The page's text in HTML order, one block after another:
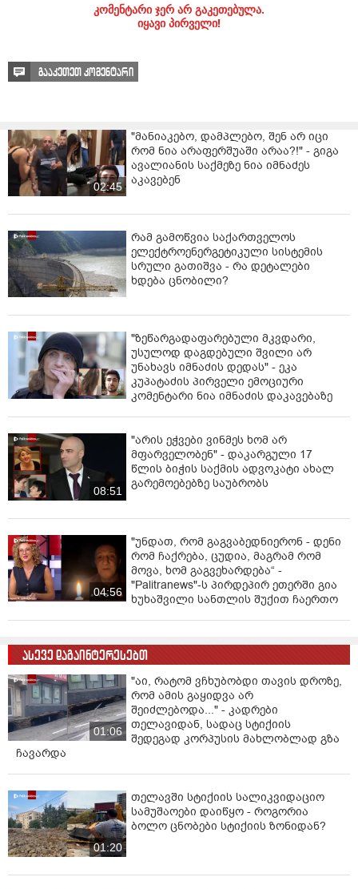
კომენტარი ჯერ არ გაკეთებულა.
იყავი პირველი!
გააკეთეთ კომენტარი
02:45
"მანიაკებო, დამპლებო, შენ არ იცი
რომ ნია არაფერშუაში არაა?!" - გიგა
ავალიანის საქმეზე ნია იმნაძეს
აკავებენ
რამ გამოწვია საქართველოს
ელექტროენერგეტიკული სისტემის
სრული გათიშვა - რა დეტალები
ხდება ცნობილი?
"ზეწარგადაფარებული მკვდარი,
უსულოდ დაგდებული შვილი არ
უნახავს იმნაძის დედას" - ეკა
კუპატაძის პირველი ემოციური
კომენტარი ნია იმნაძის დაკავებაზე
08:51
"არის ეჭვები ვინმეს ხომ არ
მფარველობენ" - დაკარგული 17
წლის ბიჭის საქმის ადვოკატი ახალ
გარემოებებზე საუბრობს
04:56
"უნდათ, რომ გაგვაბედნიერონ - დენი
რომ ჩაქრება, ცუდია, მაგრამ რომ
მოვა, ხომ გაგვეხარდება“ -
"Palitranews"-ს პირდეპირ ეთერში გია
ხუხაშვილი სანთლის შუქით ჩაერთო
ასევე დაგაინტერესებთ
01:06
"აი, რატომ ვჩხუბობდი თავის დროზე,
რომ ამის გაყიდვა არ
შეიძლებოდა..." - კადრები
თელავიდან, სადაც სტიქიის
შედეგად კორპუსის მახლობლად გზა
ჩავარდა
01:20
თელავში სტიქიის სალიკვიდაციო
სამუშაოები დაიწყო - როგორია
ბოლო ცნობები სტიქიის ზონიდან?